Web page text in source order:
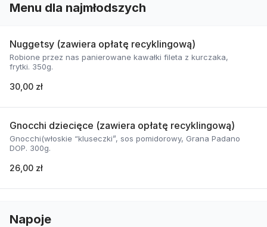
Menu dla najmłodszych
Nuggetsy (zawiera opłatę recyklingową)
Robione przez nas panierowane kawałki fileta z kurczaka,
frytki. 350g.
30,00 zł
Gnocchi dziecięce (zawiera opłatę recyklingową)
Gnocchi(włoskie “kluseczki”, sos pomidorowy, Grana Padano
DOP. 300g.
26,00 zł
Napoje